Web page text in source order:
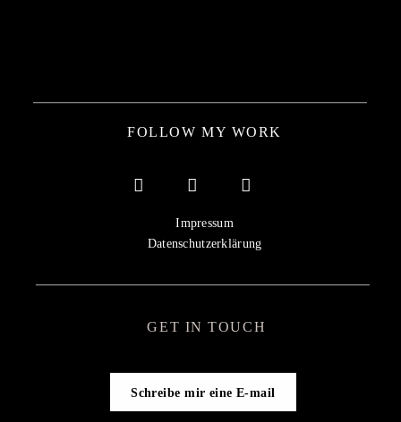
Get in touch
FOLLOW MY WORK
GET IN TOUCH
Schreibe mir eine E-mail
Impressum
Datenschutzerklärung